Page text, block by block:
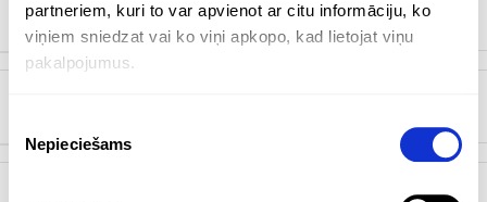
partneriem, kuri to var apvienot ar citu informāciju, ko
viņiem sniedzat vai ko viņi apkopo, kad lietojat viņu
pakalpojumus.
izvēle
Nepieciešams
ZĪMOLS
Bez zīmola